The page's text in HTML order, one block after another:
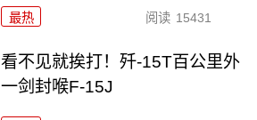
最热 阅读 15431
看不见就挨打！歼-15T百公里外
一剑封喉F-15J